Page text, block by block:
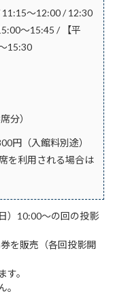
11:15～12:00 / 12:30
～15:45 / 【平
15:30
分）
円（入館料別途）
を利用される場合は
）10:00～の回の投影
を販売（各回投影開
。
。